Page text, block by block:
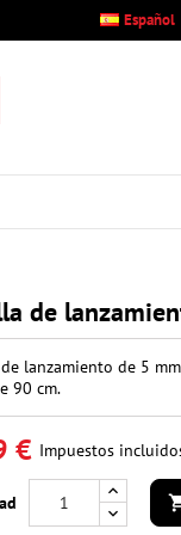
Español
de
lanzamiento de 5
90 cm.
€ Impuestos